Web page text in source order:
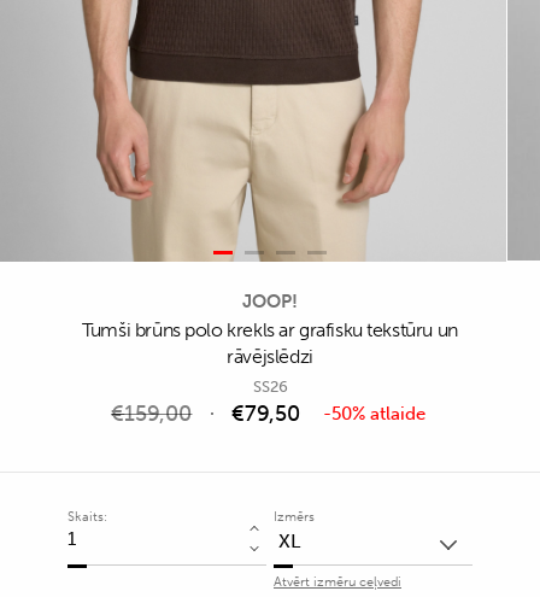
JOOP!
Tumši brūns polo krekls ar grafisku tekstūru un
rāvējslēdzi
SS26
€159,00 €79,50 -50% atlaide
Skaits:
Tumši
brūns
Izmērs
Atvērt izmēru ceļvedi